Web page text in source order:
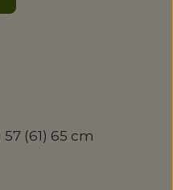
- SPAR 30-35%
KNITWEAR
KNITPRO -
(61) 65 cm